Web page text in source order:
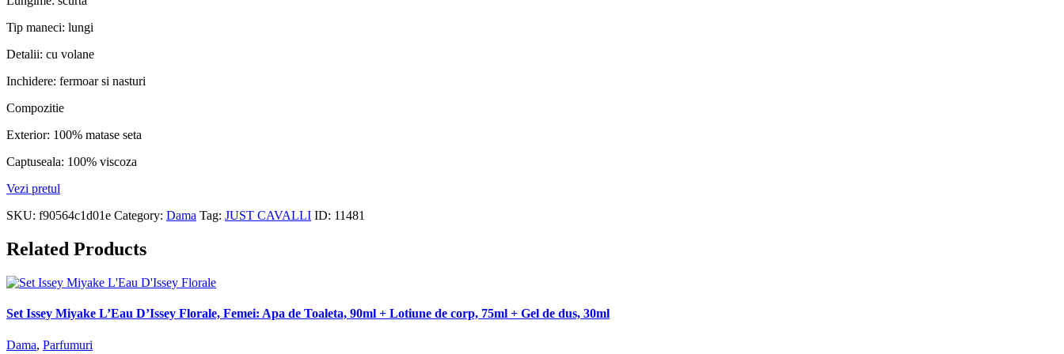
Tip maneci: lungi
Detalii: cu volane
Inchidere: fermoar si nasturi
Compozitie
Exterior: 100% matase seta
Captuseala: 100% viscoza
Vezi pretul
SKU: f90564c1d01e Category: Dama Tag: JUST CAVALLI ID: 11481
Related Products
Set Issey Miyake L’Eau D’Issey Florale, Femei: Apa de Toaleta, 90ml + Lotiune de corp, 75ml + Gel de dus, 30ml
Dama, Parfumuri